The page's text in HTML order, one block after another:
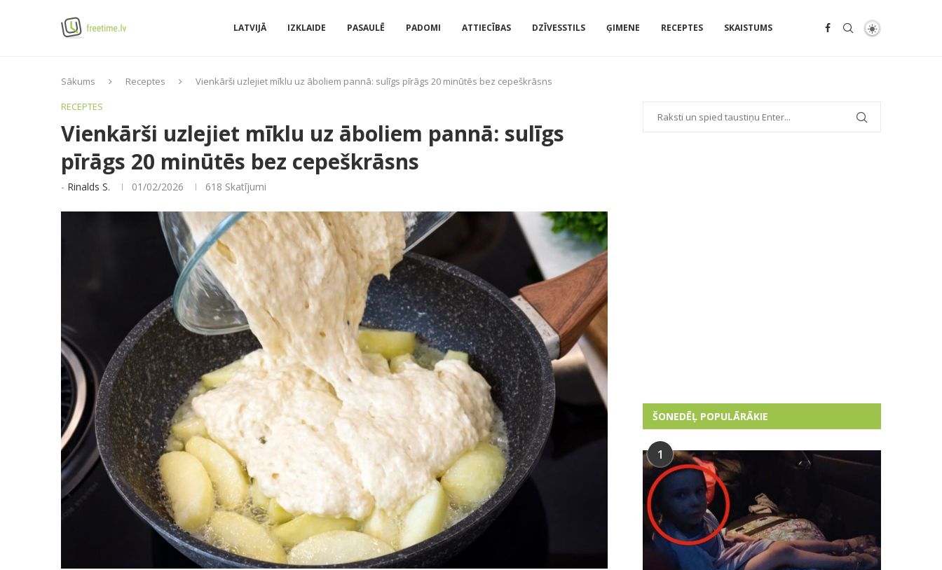
LATVIJĀ IZKLAIDE PASAULĒ PADOMI ATTIECĪBAS DZĪVESSTILS ĢIMENE RECEPTES SKAISTUMS
Sākums Receptes
Vienkārši uzlejiet mīklu uz āboliem pannā: sulīgs pīrāgs 20 minūtēs bez cepeškrāsns
RECEPTES
Vienkārši uzlejiet mīklu uz āboliem pannā: sulīgs
pīrāgs 20 minūtēs bez cepeškrāsns
- Rinalds S. 01/02/2026 618 Skatījumi
ŠONEDĒĻ POPULĀRĀKIE
1